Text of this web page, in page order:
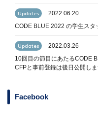
Updates
2022.06.20
CODE BLUE 2022 の学生スタ
Updates
2022.03.26
10回目の節目にあたるCODE
CFPと事前登録は後日公開しま
Facebook